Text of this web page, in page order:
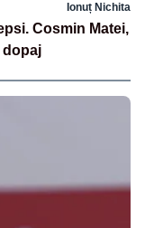
Ionuț Nichita
Cosmin Matei,
dopaj